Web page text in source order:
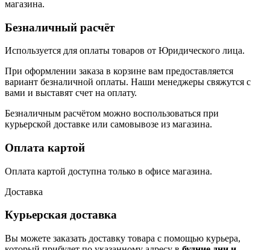
магазина.
Безналичный расчёт
Используется для оплаты товаров от Юридического лица.
При оформлении заказа в корзине вам предоставляется
вариант безналичной оплаты. Наши менеджеры свяжутся с
вами и выставят счет на оплату.
Безналичным расчётом можно воспользоваться при
курьерской доставке или самовывозе из магазина.
Оплата картой
Оплата картой доступна только в офисе магазина.
Доставка
Курьерская доставка
Вы можете заказать доставку товара с помощью курьера,